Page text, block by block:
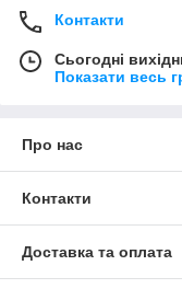
Контакти
Сьогодні
Показати весь
Про нас
Контакти
Доставка та оплата